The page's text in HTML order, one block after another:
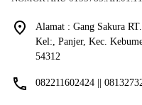
Alamat : Gang Sakura
Kel:, Panjer, Kec.
54312
082211602424 ||